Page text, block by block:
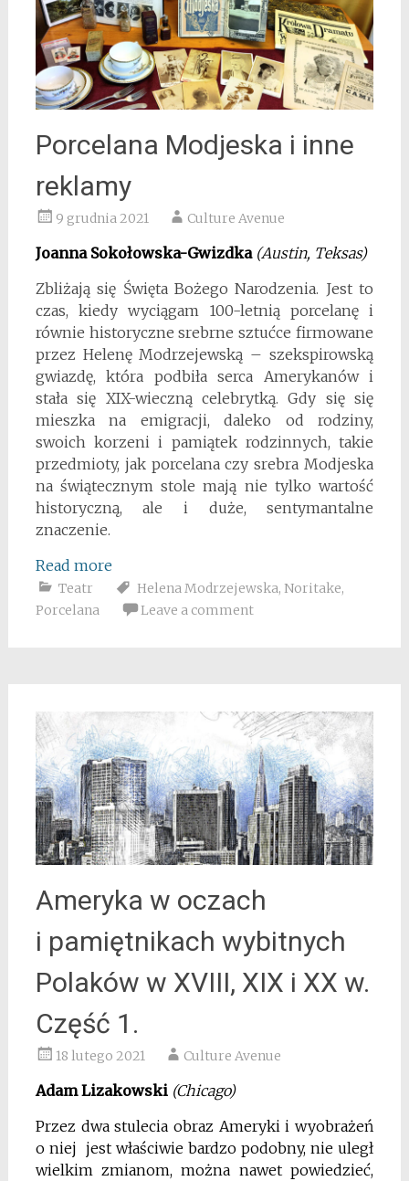
Porcelana Modjeska i inne
reklamy
9 grudnia 2021 Culture Avenue
Joanna Sokołowska-Gwizdka (Austin, Teksas)
Zbliżają się Święta Bożego Narodzenia. Jest to
czas, kiedy wyciągam 100-letnią porcelanę i
równie historyczne srebrne sztućce firmowane
przez Helenę Modrzejewską – szekspirowską
gwiazdę, która podbiła serca Amerykanów i
stała się XIX-wieczną celebrytką. Gdy się się
mieszka na emigracji, daleko od rodziny,
swoich korzeni i pamiątek rodzinnych, takie
przedmioty, jak porcelana czy srebra Modjeska
na świątecznym stole mają nie tylko wartość
historyczną, ale i duże, sentymantalne
znaczenie.
Read more
Teatr Helena Modrzejewska, Noritake,
Porcelana
Leave a comment
Ameryka w oczach
i pamiętnikach wybitnych
Polaków w XVIII, XIX i XX w.
Część 1.
18 lutego 2021 Culture Avenue
Adam Lizakowski(Chicago)
Przez dwa stulecia obraz Ameryki i wyobrażeń
o niej jest właściwie bardzo podobny, nie uległ
wielkim zmianom, można nawet powiedzieć,